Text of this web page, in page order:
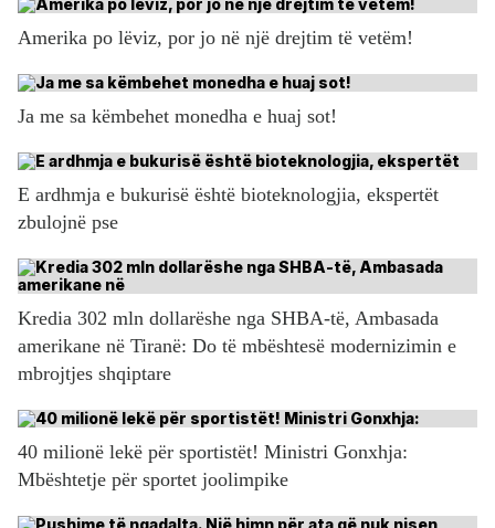
Amerika po lëviz, por jo në një drejtim të vetëm!
Ja me sa këmbehet monedha e huaj sot!
E ardhmja e bukurisë është bioteknologjia, ekspertët
zbulojnë pse
Kredia 302 mln dollarëshe nga SHBA-të, Ambasada
amerikane në Tiranë: Do të mbështesë modernizimin e
mbrojtjes shqiptare
40 milionë lekë për sportistët! Ministri Gonxhja:
Mbështetje për sportet joolimpike